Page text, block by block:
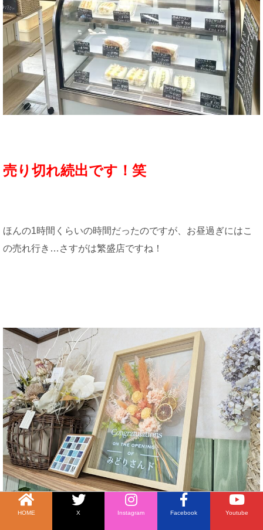
売り切れ続出です！笑
ほんの1時間くらいの時間だったのですが、お昼過ぎにはこ
の売れ行き…さすがは繁盛店ですね！
HOME X Instagram Facebook Youtube